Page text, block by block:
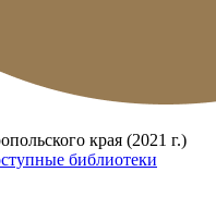
края (2021 г.)
библиотеки